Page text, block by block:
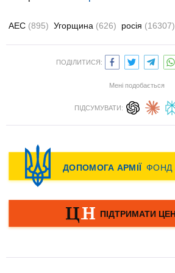
АЕС (895) Угорщина (626) росія (16307)
ПОДІЛИТИСЯ:
Мені подобається
ПІДСУМУВАТИ: